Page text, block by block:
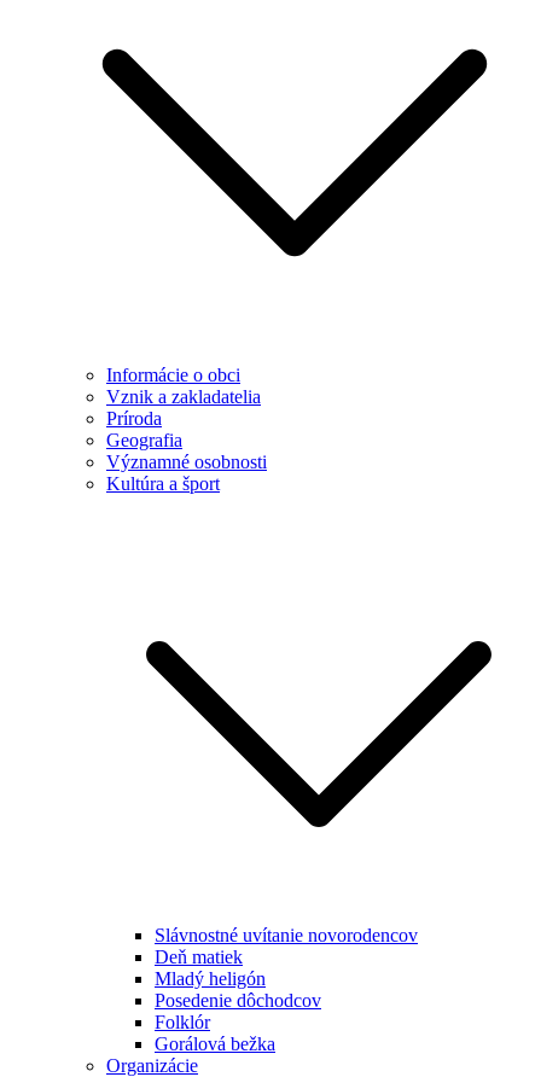
Informácie o obci
Vznik a zakladatelia
Príroda
Geografia
Významné osobnosti
Kultúra a šport
Slávnostné uvítanie novorodencov
Deň matiek
Mladý heligón
Posedenie dôchodcov
Folklór
Gorálová bežka
Organizácie